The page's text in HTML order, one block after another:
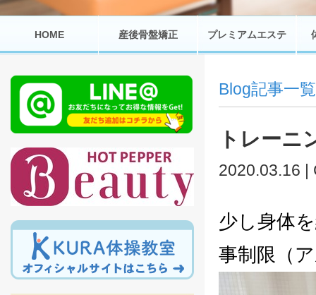
HOME 産後骨盤矯正 プレミアムエステ
Blog記事一覧
トレーニ
2020.03.16
少し身体
事制限（